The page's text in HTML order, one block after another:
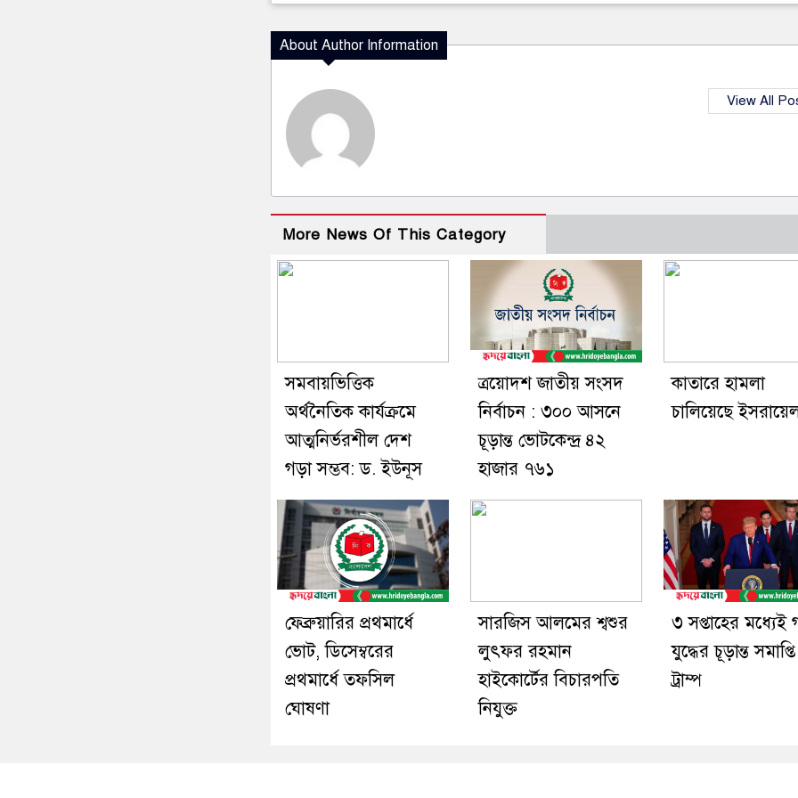
About Author Information
View All
More News Of This Category
সমবায়ভিত্তিক
অর্থনৈতিক কার্যক্রমে
আত্মনির্ভরশীল দেশ
গড়া সম্ভব: ড. ইউনূস
ত্রয়োদশ জাতীয় সংসদ
নির্বাচন : ৩০০ আসনে
চূড়ান্ত ভোটকেন্দ্র ৪২
হাজার ৭৬১
কাতারে হামলা
চালিয়েছে
ফেব্রুয়ারির প্রথমার্ধে
ভোট, ডিসেম্বরের
প্রথমার্ধে তফসিল
ঘোষণা
সারজিস আলমের শ্বশুর
লুৎফর রহমান
হাইকোর্টের বিচারপতি
নিযুক্ত
৩ সপ্তাহের মধ্যেই
যুদ্ধের চূড়ান্ত
ট্রাম্প